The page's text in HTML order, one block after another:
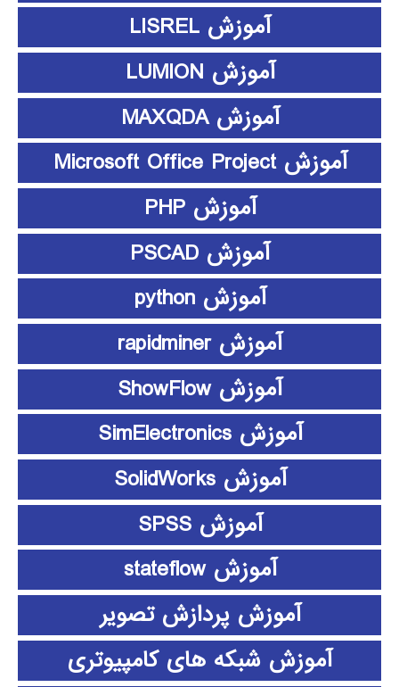
آموزش LISREL
آموزش LUMION
آموزش MAXQDA
آموزش Microsoft Office Project
آموزش PHP
آموزش PSCAD
آموزش python
آموزش rapidminer
آموزش ShowFlow
آموزش SimElectronics
آموزش SolidWorks
آموزش SPSS
آموزش stateflow
آموزش پردازش تصویر
آموزش شبکه های کامپیوتری